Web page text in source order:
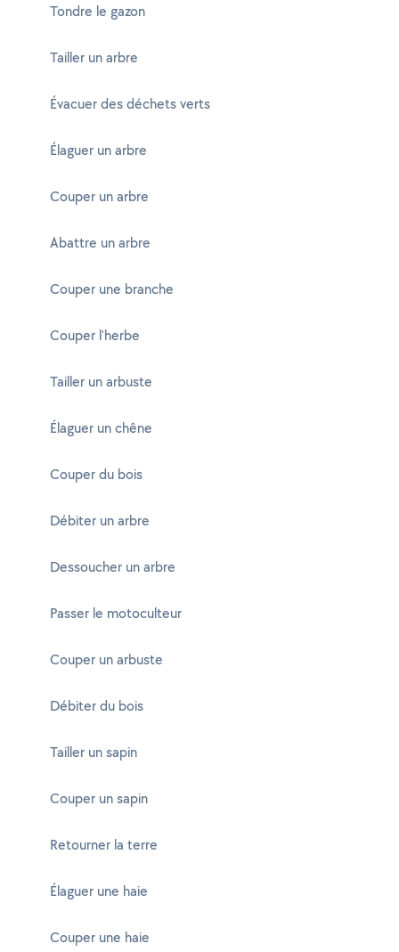
Tondre le gazon
Tailler un arbre
Évacuer des déchets verts
Élaguer un arbre
Couper un arbre
Abattre un arbre
Couper une branche
Couper l'herbe
Tailler un arbuste
Élaguer un chêne
Couper du bois
Débiter un arbre
Dessoucher un arbre
Passer le motoculteur
Couper un arbuste
Débiter du bois
Tailler un sapin
Couper un sapin
Retourner la terre
Élaguer une haie
Couper une haie